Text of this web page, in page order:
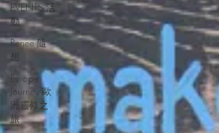
EVENTS 活
動
Renee 隨
想
Europe
Journey 歐
洲靈修之
旅